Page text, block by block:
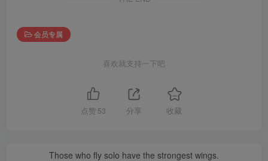
会员专属
喜欢就支持一下吧
点赞 53 分享 收藏
Those who fly solo have the strongest wings.